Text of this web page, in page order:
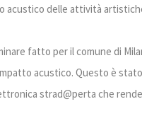
acustico delle attività
fatto per il comune di
acustico. Questo è
strad@perta che